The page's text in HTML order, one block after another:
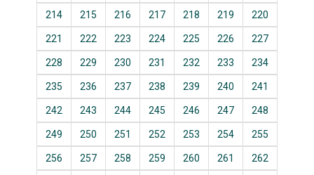
214 215 216 217 218 219 220
221 222 223 224 225 226 227
228 229 230 231 232 233 234
235 236 237 238 239 240 241
242 243 244 245 246 247 248
249 250 251 252 253 254 255
256 257 258 259 260 261 262